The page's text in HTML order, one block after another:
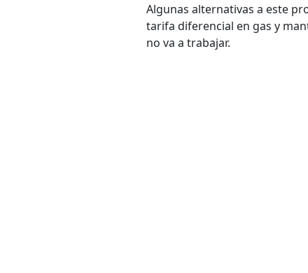
Algunas alternativas a este
tarifa diferencial en gas y
no va a trabajar.